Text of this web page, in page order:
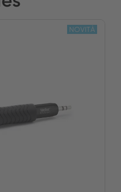
NOVITÀ